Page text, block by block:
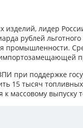
изделий, лидер
рублей
промышленности.
при поддержке
15 тысяч
к массовому